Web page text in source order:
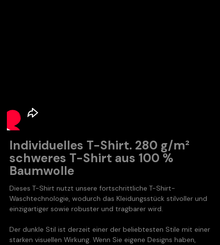
Individuelles T-Shirt. 280 g/m²
schweres T-Shirt aus 100 %
Baumwolle
Dieses T-Shirt nutzt unsere fortschrittliche T-Shirt-
Waschtechnologie, wodurch das Kleidungsstück stilvoller und
einzigartiger sowie robuster und tragbarer wird.
Der dunkle Stil ist derzeit einer der beliebtesten Stile mit einer
starken visuellen Wirkung. Wenn Sie eigene Designs haben,